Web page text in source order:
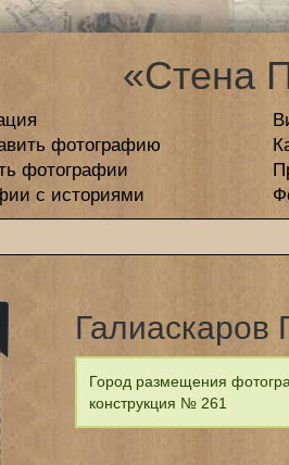
«Стена
фотографию
фотографии
с историями
Галиаскаров
Город размещения
конструкция № 261